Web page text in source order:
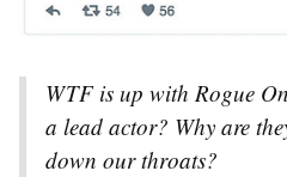
WTF is up with Rogue
a lead actor? Why are
down our throats?